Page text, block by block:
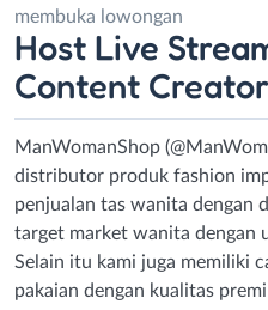
membuka lowongan
Host Live
Content Creator
ManWomanShop
distributor produk fashion
penjualan tas wanita dengan
target market wanita dengan
Selain itu kami juga memiliki
pakaian dengan kualitas